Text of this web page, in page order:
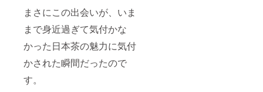
まさにこの出会いが、いま
まで身近過ぎて気付かな
かった日本茶の魅力に気付
かされた瞬間だったので
す。